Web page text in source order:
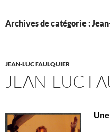
Archives de catégorie :
JEAN-LUC FAULQUIER
JEAN-LUC